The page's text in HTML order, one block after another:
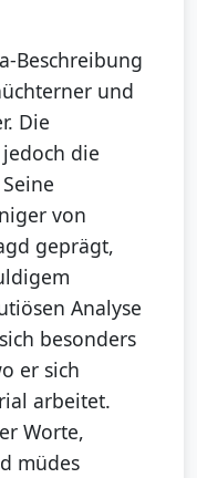
Beschreibung
und
Die
die
von
geprägt,
Analyse
besonders
er sich
arbeitet.
Worte,
müdes